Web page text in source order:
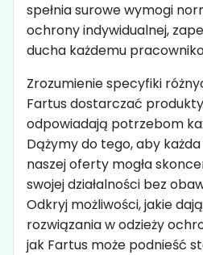
spełnia surowe wymogi
ochrony indywidualnej,
ducha każdemu
Zrozumienie specyfiki
Fartus dostarczać
odpowiadają potrzebom
Dążymy do tego, aby
naszej oferty mogła
swojej działalności bez
Odkryj możliwości, jakie
rozwiązania w odzieży
jak Fartus może podnieść